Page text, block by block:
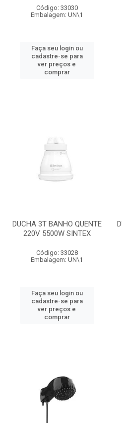
Código: 33030
Embalagem: UN\1
Faça seu login ou
cadastre-se para
ver preços e
comprar
DUCHA 3T BANHO QUENTE
220V 5500W SINTEX
Código: 33028
Embalagem: UN\1
Faça seu login ou
cadastre-se para
ver preços e
comprar